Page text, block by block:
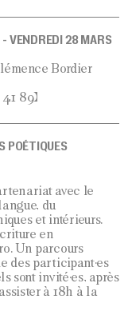
VENDREDI 28 MARS
Bordier
89)
POÉTIQUES
avec le
du
et intérieurs.
en
Un parcours
des participant·es
sont invité·es, après
à 18h à la